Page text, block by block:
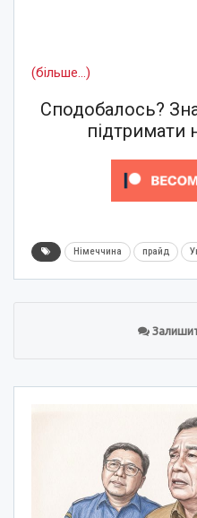
(більше…)
Сподобалось?
підтримати
Німеччина прайд